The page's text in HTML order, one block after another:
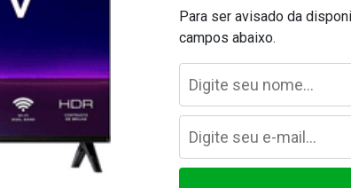
Para ser avisado da
campos abaixo.